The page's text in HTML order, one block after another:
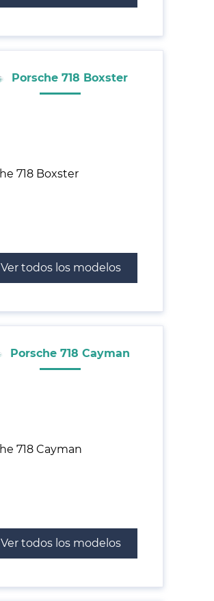
Porsche 718 Boxster
Ver todos los modelos
Porsche 718 Cayman
Ver todos los modelos